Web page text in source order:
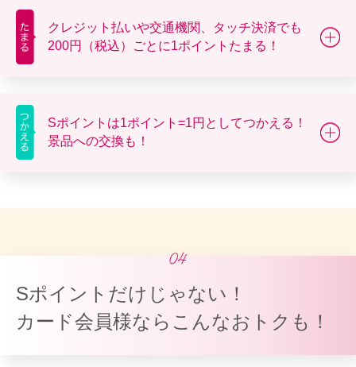
クレジット払いや交通機関、タッチ決済でも
200円（税込）ごとに1ポイントたまる！
Sポイントは1ポイント=1円としてつかえる！
景品への交換も！
Sポイントだけじゃない！
カード会員様ならこんなおトクも！